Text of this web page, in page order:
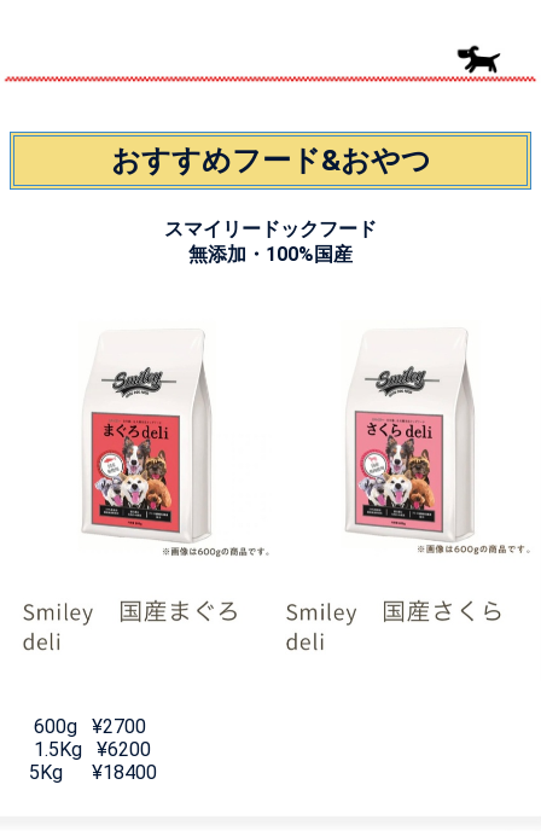
おすすめフード&おやつ
スマイリードックフード
無添加・100%国産
600g ¥2700
1.5Kg ¥6200
5Kg ¥18400